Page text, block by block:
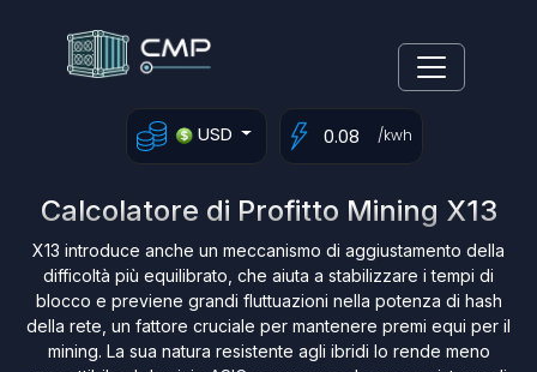
USD /kwh
Calcolatore di Profitto Mining X13
X13 introduce anche un meccanismo di aggiustamento della
difficoltà più equilibrato, che aiuta a stabilizzare i tempi di
blocco e previene grandi fluttuazioni nella potenza di hash
della rete, un fattore cruciale per mantenere premi equi per il
mining. La sua natura resistente agli ibridi lo rende meno